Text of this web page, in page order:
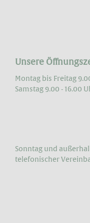
Unsere
Montag bis Freitag
Samstag 9.00 - 16.00
Sonntag und
telefonischer